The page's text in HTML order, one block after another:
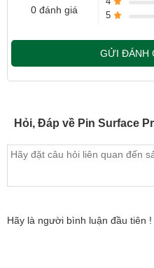
Bàn giao máy cho khách
Sau khi thay pin xong,
Bàn Giao máy lại cho
tới dịch vụ thay pin tại Ngọc
- HotlineCSKH dịch vụ sửa
0 đánh giá
5
GỬI ĐÁNH
Hỏi, Đáp về Pin Surface
Hãy là người bình luận đầu tiên !